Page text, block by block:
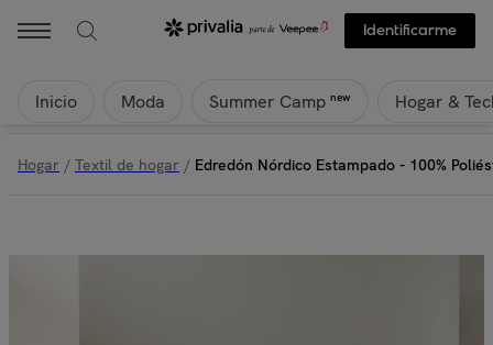
Identificarme
Inicio Moda Summer Camp new Hogar &
Hogar / Textil de hogar / Edredón Nórdico Estampado - 100%